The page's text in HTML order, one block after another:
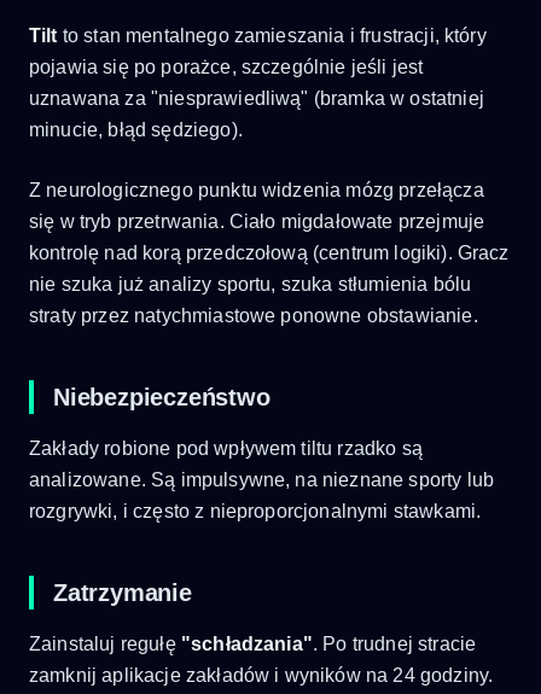
Tilt to stan mentalnego zamieszania i frustracji, który
pojawia się po porażce, szczególnie jeśli jest
uznawana za "niesprawiedliwą" (bramka w ostatniej
minucie, błąd sędziego).
Z neurologicznego punktu widzenia mózg przełącza
się w tryb przetrwania. Ciało migdałowate przejmuje
kontrolę nad korą przedczołową (centrum logiki). Gracz
nie szuka już analizy sportu, szuka stłumienia bólu
straty przez natychmiastowe ponowne obstawianie.
Niebezpieczeństwo
Zakłady robione pod wpływem tiltu rzadko są
analizowane. Są impulsywne, na nieznane sporty lub
rozgrywki, i często z nieproporcjonalnymi stawkami.
Zatrzymanie
Zainstaluj regułę "schładzania". Po trudnej stracie
zamknij aplikacje zakładów i wyników na 24 godziny.